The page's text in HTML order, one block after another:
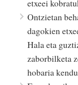
etxeei
Ontzietan
dagokien
Hala eta
zaborbilketa
hobaria